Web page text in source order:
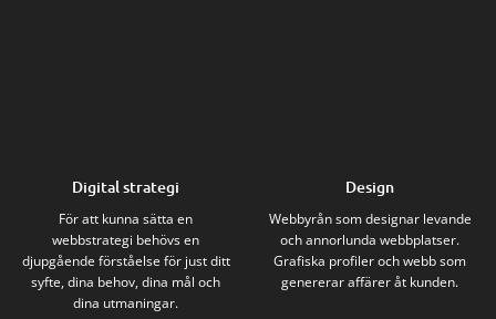
Digital strategi
För att kunna sätta en
webbstrategi behövs en
djupgående förståelse för just ditt
syfte, dina behov, dina mål och
dina utmaningar.
Design
Webbyrån som designar levande
och annorlunda webbplatser.
Grafiska profiler och webb som
genererar affärer åt kunden.